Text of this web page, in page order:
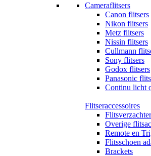
Cameraflitsers
Canon flitsers
Nikon flitsers
Metz flitsers
Nissin flitsers
Cullmann
Sony flitsers
Godox flitsers
Panasonic
Continu licht
Flitseraccessoires
Overige
Remote en
Flitsschoen
Brackets